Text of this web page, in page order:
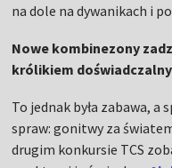
na dole na dywanikach i
Nowe kombinezony
królikiem
To jednak była zabawa,
spraw: gonitwy za
drugim konkursie TCS